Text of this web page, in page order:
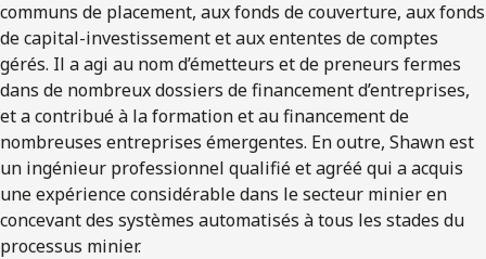
communs de placement, aux fonds de couverture, aux fonds
de capital-investissement et aux ententes de comptes
gérés. Il a agi au nom d’émetteurs et de preneurs fermes
dans de nombreux dossiers de financement d’entreprises,
et a contribué à la formation et au financement de
nombreuses entreprises émergentes. En outre, Shawn est
un ingénieur professionnel qualifié et agréé qui a acquis
une expérience considérable dans le secteur minier en
concevant des systèmes automatisés à tous les stades du
processus minier.